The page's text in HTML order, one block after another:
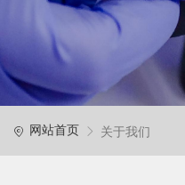
网站首页 关于我们